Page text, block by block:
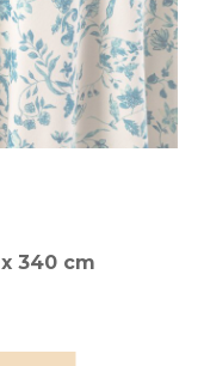
340 cm